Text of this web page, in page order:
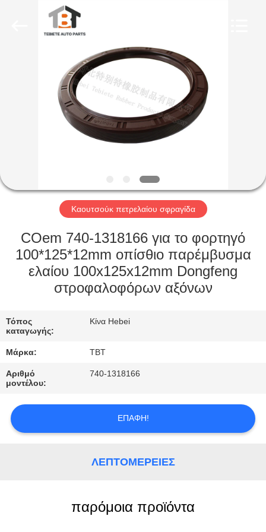
ΠΡΟΪΌΝΤΑ
ΓΎΡΟΣ
ΕΡΓΟΣΤΑΣΊΩΝ
ΠΟΙΟΤΙΚΌΣ
ΈΛΕΓΧΟΣ
ΕΛΆΤΕ
ΣΕ
ΕΠΑΦΉ
ΜΕ
ΕΙΔΉΣΕΙΣ
ΠΕΡΙΠΤΏΣΕΙΣ
Καουτσούκ πετρελαίου σφραγίδα
COem 740-1318166 για το φορτηγό
100*125*12mm οπίσθιο παρέμβυσμα
ελαίου 100x125x12mm Dongfeng
στροφαλοφόρων αξόνων
Τόπος
καταγωγής:
Κίνα Hebei
Μάρκα: TBT
Αριθμό
μοντέλου:
740-1318166
ΕΠΑΦΉ!
ΛΕΠΤΟΜΈΡΕΙΕΣ
παρόμοια προϊόντα